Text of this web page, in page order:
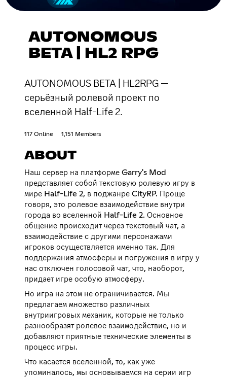
AUTONOMOUS
BETA | HL2 RPG
AUTONOMOUS BETA | HL2RPG —
серьёзный ролевой проект по
вселенной Half-Life 2.
117 Online 1,151 Members
ABOUT
Наш сервер на платформе Garry's Mod
представляет собой текстовую ролевую игру в
мире Half-Life 2, в поджанре CityRP. Проще
говоря, это ролевое взаимодействие внутри
города во вселенной Half-Life 2. Основное
общение происходит через текстовый чат, а
взаимодействие с другими персонажами
игроков осуществляется именно так. Для
поддержания атмосферы и погружения в игру у
нас отключен голосовой чат, что, наоборот,
придает игре особую атмосферу.
Но игра на этом не ограничивается. Мы
предлагаем множество различных
внутриигровых механик, которые не только
разнообразят ролевое взаимодействие, но и
добавляют приятные технические элементы в
процесс игры.
Что касается вселенной, то, как уже
упоминалось, мы основываемся на серии игр